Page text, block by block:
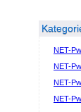
NET-
NET-
NET-
NET-